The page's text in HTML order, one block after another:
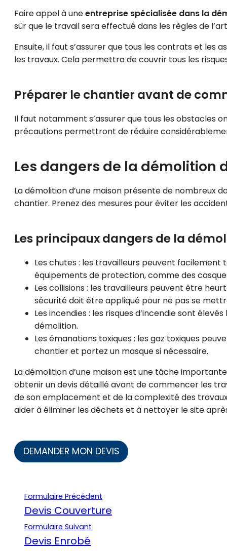
Faire appel à uneentreprise spécialisée dans la
sûr que le travail sera effectué dans les règles de
Ensuite, il faut s’assurer que tous les contrats et
les travaux. Cela permettra de couvrir tous les
Préparer le chantier avant de
Il faut notamment s’assurer que tous les obstacles
précautions permettront de réduire
Les dangers de la démolition
La démolition d’une maison présente de nombreux
chantier. Prenez des mesures pour éviter les
Les principaux dangers de la
Les chutes : les travailleurs peuvent
équipements de protection, comme des
Les collisions : les travailleurs peuvent être
sécurité doit être appliqué pour ne pas se
Les incendies : les risques d’incendie sont
démolition.
Les émanations toxiques : les gaz toxiques
chantier et portez un masque si nécessaire.
La démolition d’une maison est une tâche
obtenir un devis détaillé avant de commencer les
de son emplacement et de la complexité des
aider à éliminer les déchets et à nettoyer le site
DEMANDER MON DEVIS
Formulaire Précédent
Devis Couverture
Formulaire Suivant
Devis Enrobé